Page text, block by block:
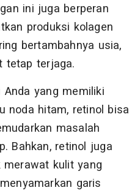
ini juga berperan
produksi kolagen
bertambahnya usia,
tetap terjaga.
yang memiliki
noda hitam, retinol bisa
masalah
Bahkan, retinol juga
kulit yang
garis